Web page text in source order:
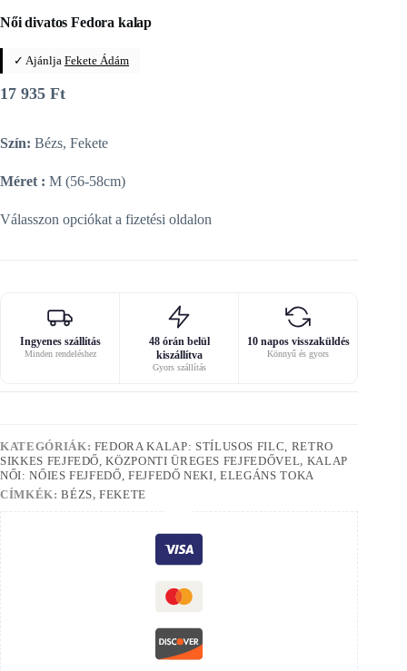
Női divatos Fedora kalap
✓ Ajánlja Fekete Ádám
17 935 Ft
Szín: Bézs, Fekete
Méret : M (56-58cm)
Válasszon opciókat a fizetési oldalon
Ingyenes szállítás
Minden rendeléshez
48 órán belül
kiszállítva
Gyors szállítás
10 napos visszaküldés
Könnyű és gyors
KATEGÓRIÁK: FEDORA KALAP: STÍLUSOS FILC, RETRO
SIKKES FEJFEDŐ, KÖZPONTI ÜREGES FEJFEDŐVEL, KALAP
NŐI: NŐIES FEJFEDŐ, FEJFEDŐ NEKI, ELEGÁNS TOKA
CÍMKÉK:BÉZS,FEKETE